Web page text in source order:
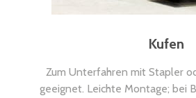
Kufen
Zum Unterfahren mit Stapler
geeignet. Leichte Montage; bei